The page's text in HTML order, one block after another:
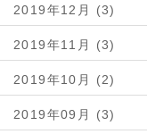
2019年12月 (3)
2019年11月 (3)
2019年10月 (2)
2019年09月 (3)